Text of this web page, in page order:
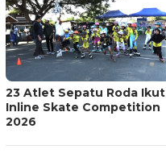
23 Atlet Sepatu Roda Ikut
Inline Skate Competition
2026